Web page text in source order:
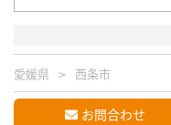
愛媛県 西条市
お問合わせ